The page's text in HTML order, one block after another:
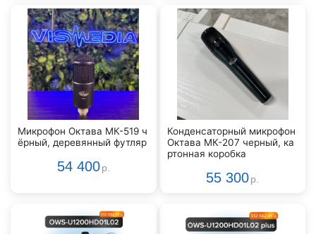
Микрофон Октава МК-519 ч
ёрный, деревянный футляр
54 400 р.
Конденсаторный микрофон
Октава МК-207 черный, ка
ртонная коробка
55 300 р.